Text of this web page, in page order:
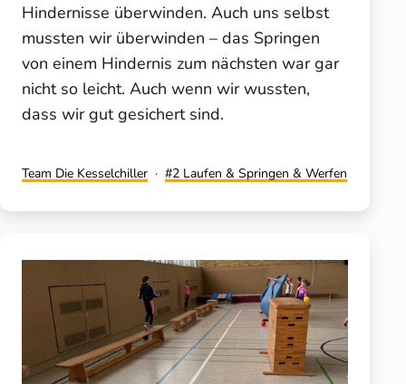
Hindernisse überwinden. Auch uns selbst
mussten wir überwinden – das Springen
von einem Hindernis zum nächsten war gar
nicht so leicht. Auch wenn wir wussten,
dass wir gut gesichert sind.
Kategorisiert
Team Die Kesselchiller
Verschlagwortet
2 Laufen & Springen & Werfen